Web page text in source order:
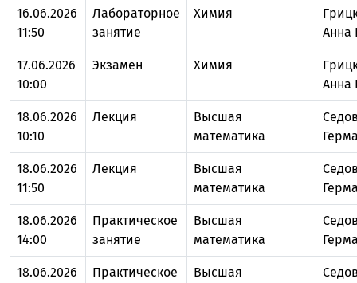
16.06.2026
11:50
Лабораторное
занятие
Химия
Анна
17.06.2026
10:00
Экзамен Химия
Анна
18.06.2026
10:10
Лекция
Высшая
математика
18.06.2026
11:50
Лекция
Высшая
математика
18.06.2026
14:00
Практическое
занятие
Высшая
математика
18.06.2026
Практическое
Высшая